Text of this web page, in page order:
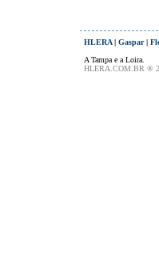
HLERA| Gaspar|
A Tampa e a Loira.
HLERA.COM.BR ®